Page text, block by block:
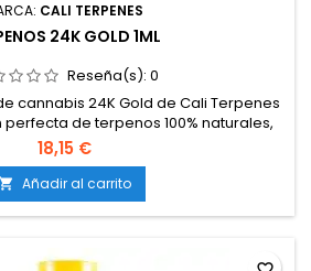
CALI TERPENES
24K GOLD 1ML
Reseña(s): 0
cannabis 24K Gold de Cali Terpenes
de terpenos 100% naturales,
exacto al de la extracción de
variedad de marihuana, 24K Gold
Kush x Tangie).
18,15 €
Añadir al carrito